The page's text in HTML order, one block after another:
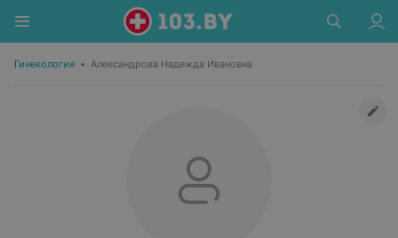
Гинекология • Александрова Надежда Ивановна